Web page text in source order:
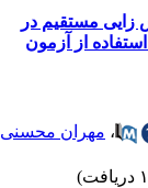
مستقیم در
از آزمون
،مهران محسنی